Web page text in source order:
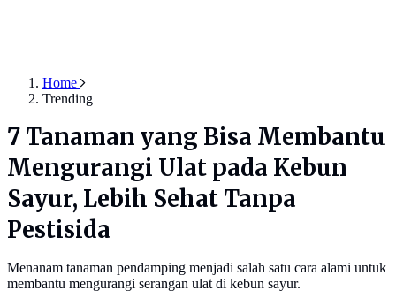
Home
Trending
7 Tanaman yang Bisa Membantu
Mengurangi Ulat pada Kebun
Sayur, Lebih Sehat Tanpa
Pestisida
Menanam tanaman pendamping menjadi salah satu cara alami untuk
membantu mengurangi serangan ulat di kebun sayur.